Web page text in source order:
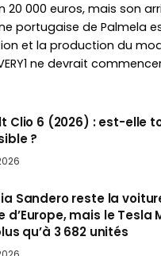
20 000 euros, mais son
portugaise de Palmela
et la production du
ne devrait
Clio 6 (2026) : est-elle
?
Sandero reste la
d’Europe, mais le Tesla
qu’à 3 682 unités